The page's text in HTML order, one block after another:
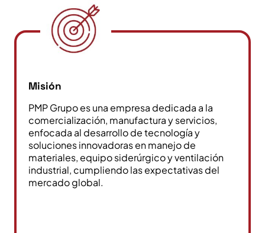
Misión
PMP Grupo es una empresa dedicada a la
comercialización, manufactura y servicios,
enfocada al desarrollo de tecnología y
soluciones innovadoras en manejo de
materiales, equipo siderúrgico y ventilación
industrial, cumpliendo las expectativas del
mercado global.